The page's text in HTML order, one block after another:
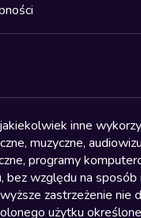
inne
muzyczne,
programy
względu na
zastrzeżenie
użytku